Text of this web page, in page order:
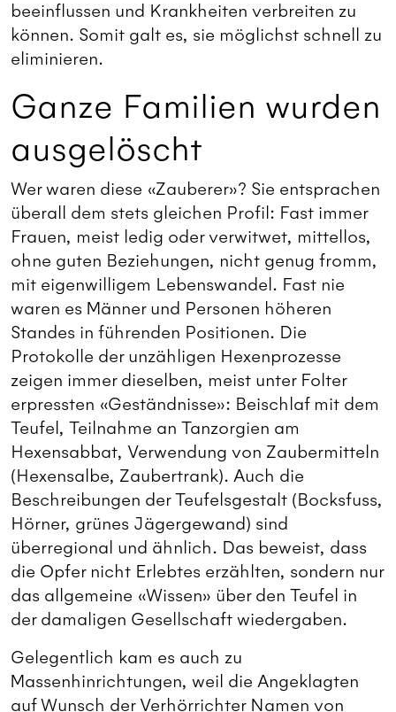
beeinflussen und Krankheiten verbreiten zu
können. Somit galt es, sie möglichst schnell zu
eliminieren.
Ganze Familien wurden
ausgelöscht
Wer waren diese «Zauberer»? Sie entsprachen
überall dem stets gleichen Profil: Fast immer
Frauen, meist ledig oder verwitwet, mittellos,
ohne guten Beziehungen, nicht genug fromm,
mit eigenwilligem Lebenswandel. Fast nie
waren es Männer und Personen höheren
Standes in führenden Positionen. Die
Protokolle der unzähligen Hexenprozesse
zeigen immer dieselben, meist unter Folter
erpressten «Geständnisse»: Beischlaf mit dem
Teufel, Teilnahme an Tanzorgien am
Hexensabbat, Verwendung von Zaubermitteln
(Hexensalbe, Zaubertrank). Auch die
Beschreibungen der Teufelsgestalt (Bocksfuss,
Hörner, grünes Jägergewand) sind
überregional und ähnlich. Das beweist, dass
die Opfer nicht Erlebtes erzählten, sondern nur
das allgemeine «Wissen» über den Teufel in
der damaligen Gesellschaft wiedergaben.
Gelegentlich kam es auch zu
Massenhinrichtungen, weil die Angeklagten
auf Wunsch der Verhörrichter Namen von